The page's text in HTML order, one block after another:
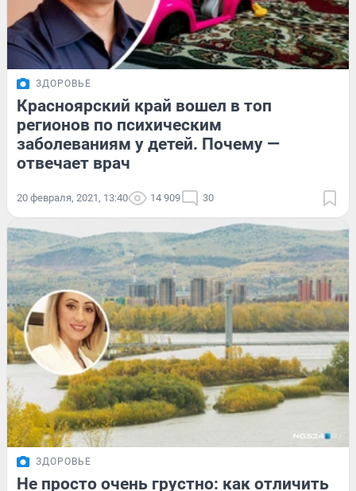
ЗДОРОВЬЕ
Красноярский край вошел в топ
регионов по психическим
заболеваниям у детей. Почему —
отвечает врач
20 февраля, 2021, 13:40 14 909 30
ЗДОРОВЬЕ
Не просто очень грустно: как отличить